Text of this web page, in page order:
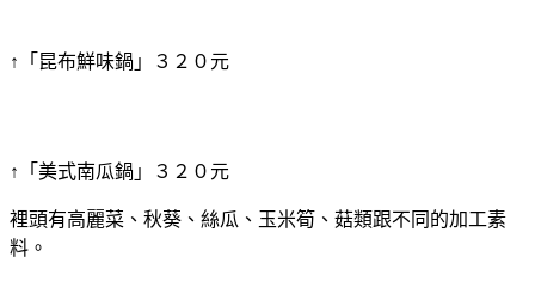
↑「昆布鮮味鍋」３２０元
↑「美式南瓜鍋」３２０元
裡頭有高麗菜、秋葵、絲瓜、玉米筍、菇類跟不同的加工素
料。